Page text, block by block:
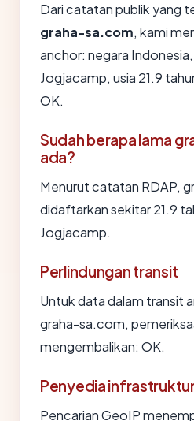
Dari catatan publik yang
graha-sa.com, kami
anchor: negara
Jogjacamp, usia 21.9
OK.
Sudah berapa lama
ada?
Menurut catatan RDAP,
didaftarkan sekitar 21.9
Jogjacamp.
Perlindungan transit
Untuk data dalam transit
graha-sa.com,
mengembalikan: OK.
Penyedia
Pencarian GeoIP